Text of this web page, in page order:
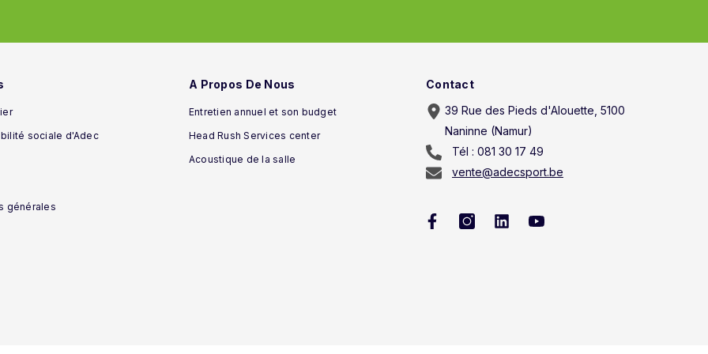
sociale d'Adec
générales
A Propos De Nous
Entretien annuel et son budget
Head Rush Services center
Acoustique de la salle
Contact
39 Rue des Pieds d'Alouette, 5100
Naninne (Namur)
Tél : 081 30 17 49
vente@adecsport.be